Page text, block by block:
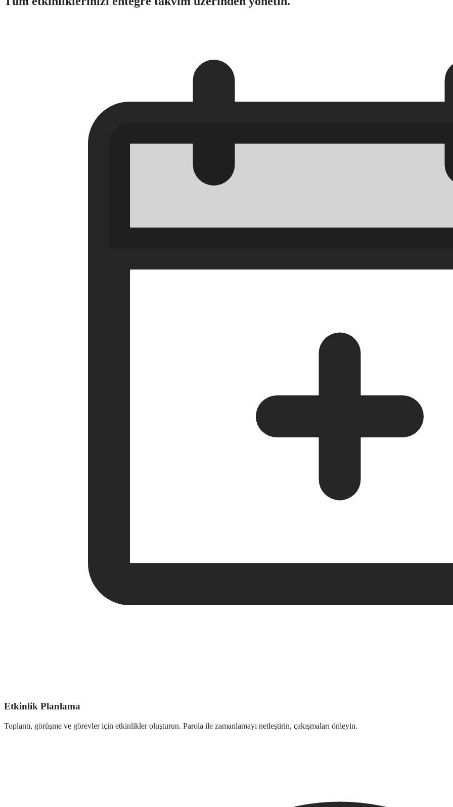
Etkinlik Planlama
Toplantı, görüşme ve görevler için etkinlikler oluşturun. Parola ile zamanlamayı netleştirin, çakışmaları önleyin.